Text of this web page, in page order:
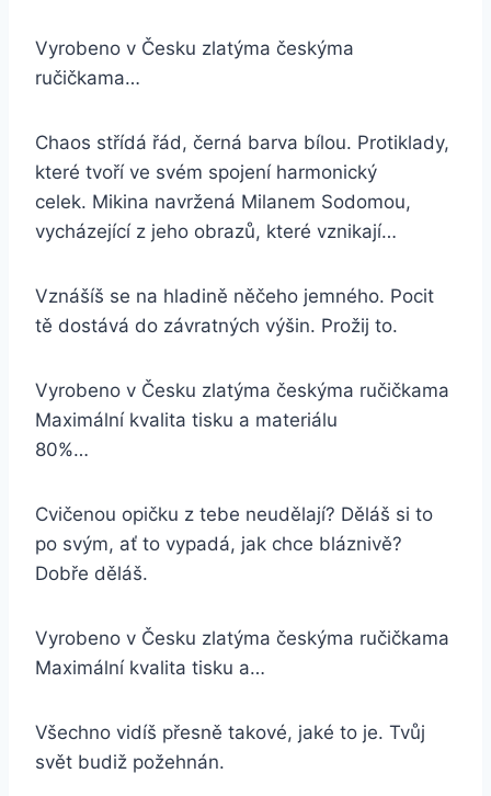
Vyrobeno v Česku zlatýma českýma
ručičkama…
Chaos střídá řád, černá barva bílou. Protiklady,
které tvoří ve svém spojení harmonický
celek. Mikina navržená Milanem Sodomou,
vycházející z jeho obrazů, které vznikají…
Vznášíš se na hladině něčeho jemného. Pocit
tě dostává do závratných výšin. Prožij to.
Vyrobeno v Česku zlatýma českýma ručičkama
Maximální kvalita tisku a materiálu
80%…
Cvičenou opičku z tebe neudělají? Děláš si to
po svým, ať to vypadá, jak chce bláznivě?
Dobře děláš.
Vyrobeno v Česku zlatýma českýma ručičkama
Maximální kvalita tisku a…
Všechno vidíš přesně takové, jaké to je. Tvůj
svět budiž požehnán.